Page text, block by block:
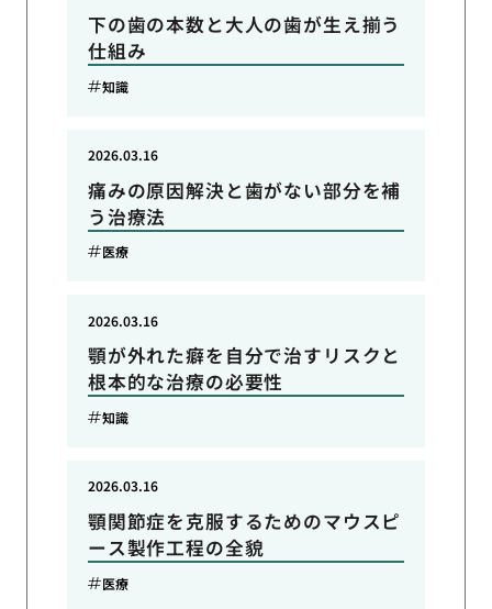
下の歯の本数と大人の歯が生え揃う
仕組み
知識
痛みの原因解決と歯がない部分を補
う治療法
2026.03.16
医療
顎が外れた癖を自分で治すリスクと
根本的な治療の必要性
2026.03.16
知識
顎関節症を克服するためのマウスピ
ース製作工程の全貌
2026.03.16
医療